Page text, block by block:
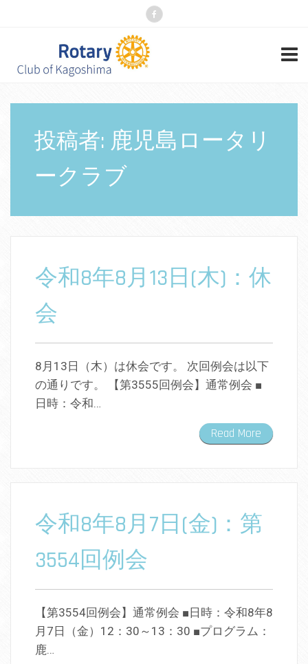
投稿者: 鹿児島ロータリ
ークラブ
令和8年8月13日(木)：休
会
8月13日（木）は休会です。 次回例会は以下
の通りです。 【第3555回例会】通常例会 ■
日時：令和…
Read More
令和8年8月7日(金)：第
3554回例会
【第3554回例会】通常例会 ■日時：令和8年8
月7日（金）12：30～13：30 ■プログラム：
鹿…